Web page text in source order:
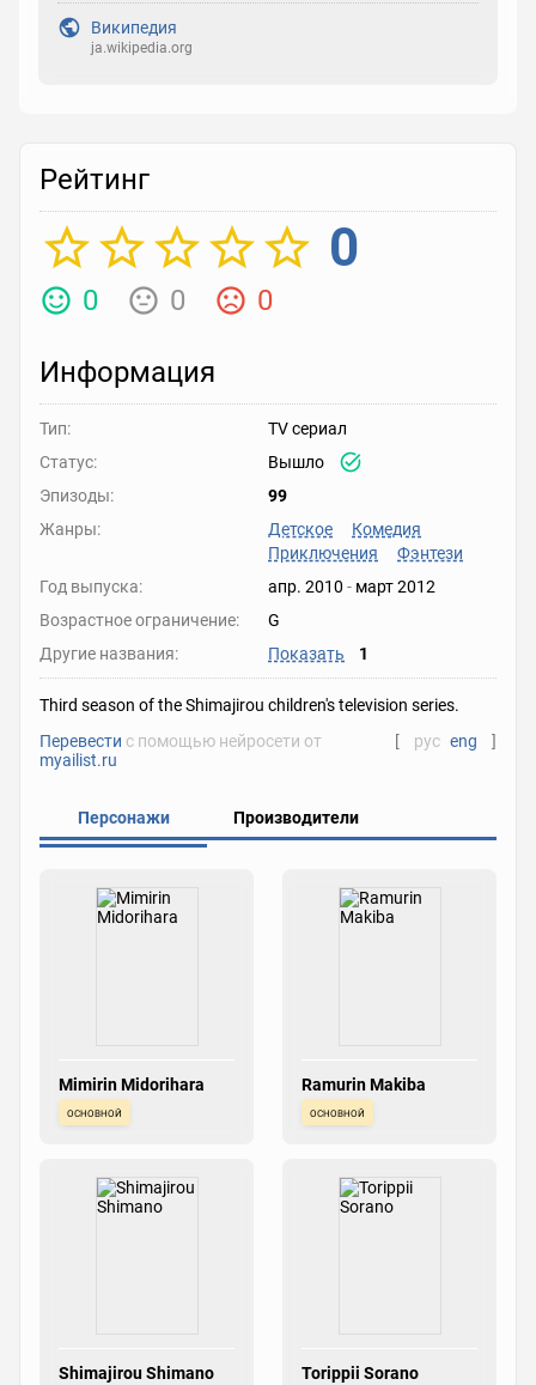
Википедия
ja.wikipedia.org
Рейтинг
0
0 0 0
Информация
Тип:
TV сериал
Статус:
Вышло
Эпизоды:
99
Жанры:
Детское
Комедия
Приключения
Фэнтези
Год выпуска:
апр. 2010 - март 2012
Возрастное ограничение:
G
Другие названия:
Показать 1
Third season of the Shimajirou children's television series.
Перевести с помощью нейросети от
myailist.ru
[ рус eng ]
Персонажи Производители
Mimirin Midorihara
основной
Ramurin Makiba
основной
Shimajirou Shimano Torippii Sorano